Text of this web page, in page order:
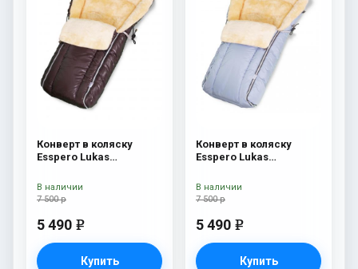
Конверт в коляску
Esspero Lukas
шерсть) Chocolat
7 500 р
5 490 e
Купить
В наличии
Конверт в коляску
Esspero Lukas
шерсть) Blue Mountain
7 500 р
5 490 e
Купить
В наличии